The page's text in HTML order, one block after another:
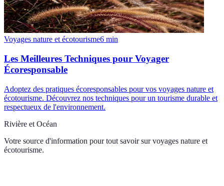
Voyages nature et écotourisme6 min
Les Meilleures Techniques pour Voyager
Écoresponsable
Adoptez des pratiques écoresponsables pour vos voyages nature et
écotourisme. Découvrez nos techniques pour un tourisme durable et
respectueux de l'environnement.
Rivière et Océan
Votre source d'information pour tout savoir sur voyages nature et
écotourisme.